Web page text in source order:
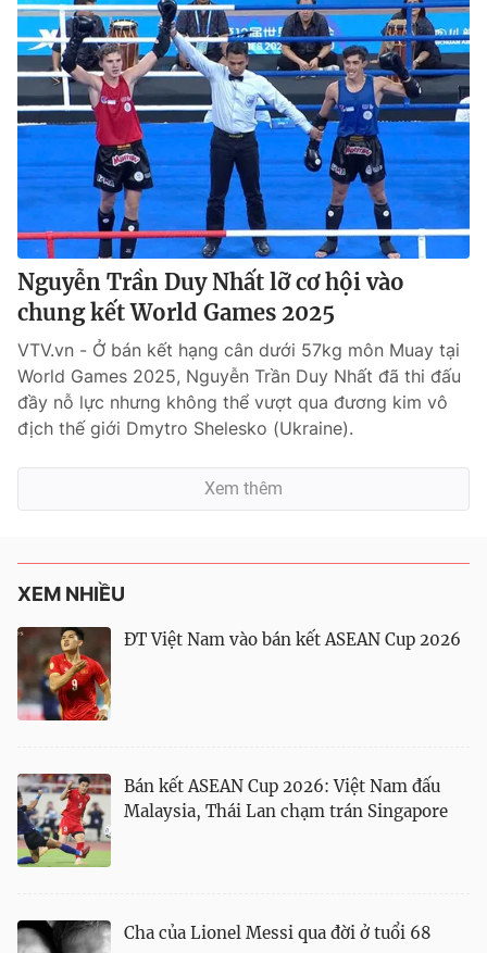
Nguyễn Trần Duy Nhất lỡ cơ hội vào
chung kết World Games 2025
VTV.vn - Ở bán kết hạng cân dưới 57kg môn Muay tại
World Games 2025, Nguyễn Trần Duy Nhất đã thi đấu
đầy nỗ lực nhưng không thể vượt qua đương kim vô
địch thế giới Dmytro Shelesko (Ukraine).
Xem thêm
XEM NHIỀU
ĐT Việt Nam vào bán kết ASEAN Cup 2026
Bán kết ASEAN Cup 2026: Việt Nam đấu
Malaysia, Thái Lan chạm trán Singapore
Cha của Lionel Messi qua đời ở tuổi 68